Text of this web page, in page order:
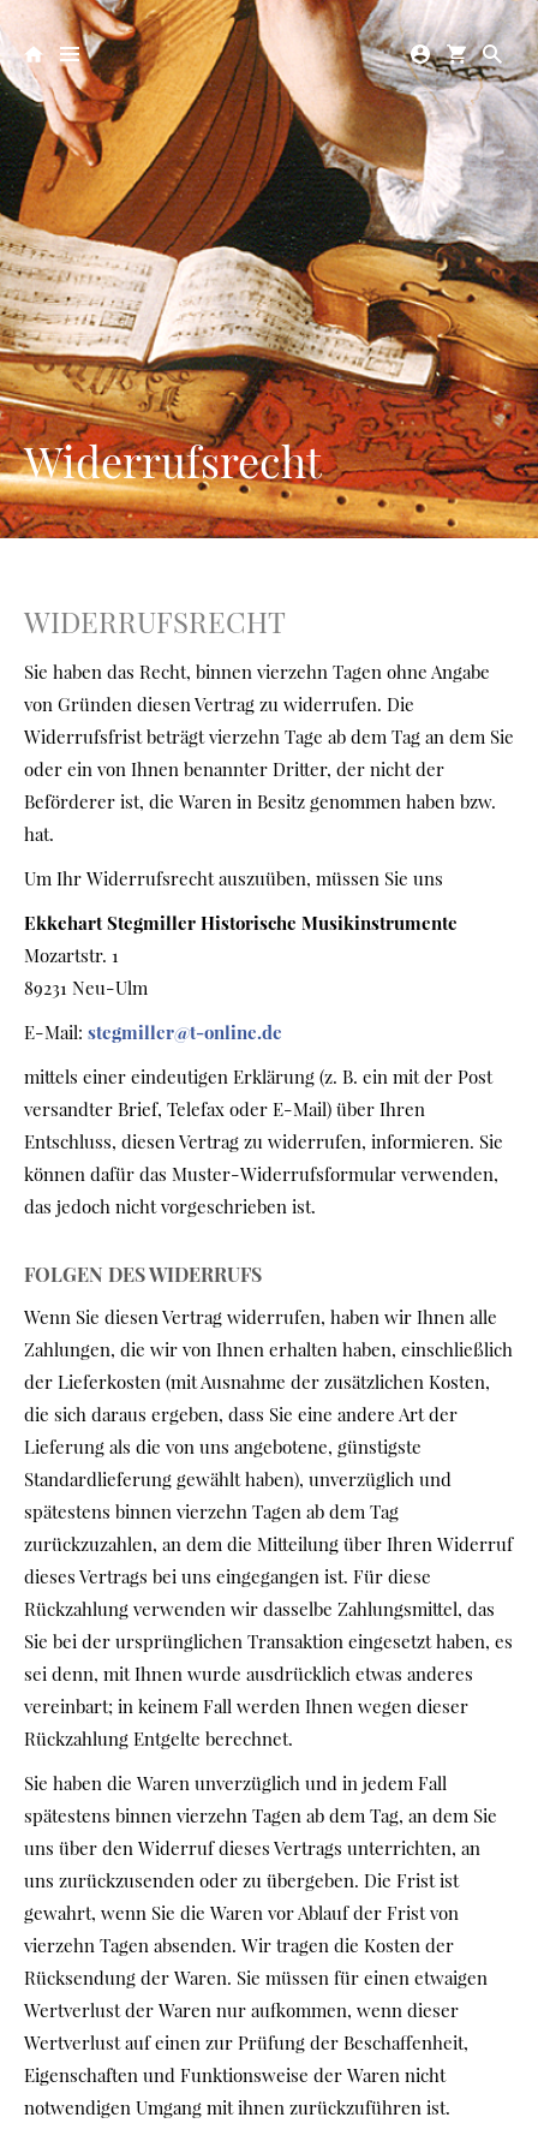
Widerrufsrecht
WIDERRUFSRECHT
Sie haben das Recht, binnen vierzehn Tagen ohne Angabe
von Gründen diesen Vertrag zu widerrufen. Die
Widerrufsfrist beträgt vierzehn Tage ab dem Tag an dem Sie
oder ein von Ihnen benannter Dritter, der nicht der
Beförderer ist, die Waren in Besitz genommen haben bzw.
hat.
Um Ihr Widerrufsrecht auszuüben, müssen Sie uns
Ekkehart Stegmiller Historische Musikinstrumente
Mozartstr. 1
89231 Neu-Ulm
E-Mail: stegmiller@t-online.de
mittels einer eindeutigen Erklärung (z. B. ein mit der Post
versandter Brief, Telefax oder E-Mail) über Ihren
Entschluss, diesen Vertrag zu widerrufen, informieren. Sie
können dafür das Muster-Widerrufsformular verwenden,
das jedoch nicht vorgeschrieben ist.
FOLGEN DES WIDERRUFS
Wenn Sie diesen Vertrag widerrufen, haben wir Ihnen alle
Zahlungen, die wir von Ihnen erhalten haben, einschließlich
der Lieferkosten (mit Ausnahme der zusätzlichen Kosten,
die sich daraus ergeben, dass Sie eine andere Art der
Lieferung als die von uns angebotene, günstigste
Standardlieferung gewählt haben), unverzüglich und
spätestens binnen vierzehn Tagen ab dem Tag
zurückzuzahlen, an dem die Mitteilung über Ihren Widerruf
dieses Vertrags bei uns eingegangen ist. Für diese
Rückzahlung verwenden wir dasselbe Zahlungsmittel, das
Sie bei der ursprünglichen Transaktion eingesetzt haben, es
sei denn, mit Ihnen wurde ausdrücklich etwas anderes
vereinbart; in keinem Fall werden Ihnen wegen dieser
Rückzahlung Entgelte berechnet.
Sie haben die Waren unverzüglich und in jedem Fall
spätestens binnen vierzehn Tagen ab dem Tag, an dem Sie
uns über den Widerruf dieses Vertrags unterrichten, an
uns zurückzusenden oder zu übergeben. Die Frist ist
gewahrt, wenn Sie die Waren vor Ablauf der Frist von
vierzehn Tagen absenden. Wir tragen die Kosten der
Rücksendung der Waren. Sie müssen für einen etwaigen
Wertverlust der Waren nur aufkommen, wenn dieser
Wertverlust auf einen zur Prüfung der Beschaffenheit,
Eigenschaften und Funktionsweise der Waren nicht
notwendigen Umgang mit ihnen zurückzuführen ist.